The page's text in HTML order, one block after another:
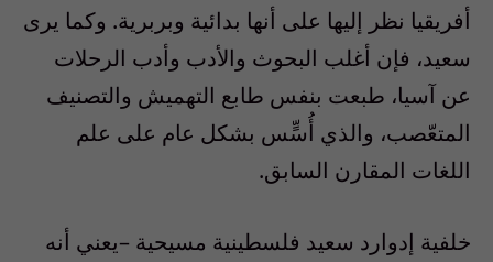
أفريقيا نظر إليها على أنها بدائية وبربرية. وكما يرى
سعيد، فإن أغلب البحوث والأدب وأدب الرحلات
عن آسيا، طبعت بنفس طابع التهميش والتصنيف
المتعّصب، والذي أُسٍّس بشكل عام على علم
اللغات المقارن السابق.
خلفية إدوارد سعيد فلسطينية مسيحية –يعني أنه